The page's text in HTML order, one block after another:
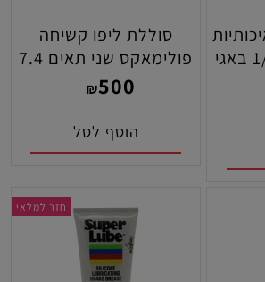
להדבקת צמיגי 1/8 באגי
סוללת ליפו קשיחה
פולימאקס שני תאים 7.4
₪500
הוסף לסל
חזר למלאי